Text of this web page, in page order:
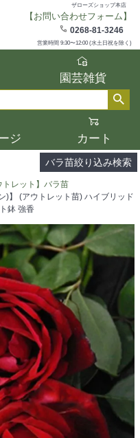
ザローズショップ本店
【お問い合わせフォーム】
0268-81-3246
営業時間 9:30〜12:00 (水土日祝を除く)
園芸雑貨
ジ カート
バラ苗絞り込み検索
して絞り込み検索が可能
に該当する品種のみ検索
す。
ブランドなどは1つずつ選
トレット】バラ苗
)】 (アウトレット苗) ハイブリッド
鉢 強香